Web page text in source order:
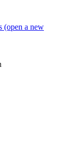
(open a new